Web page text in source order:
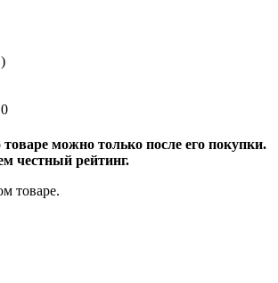
можно только после его покупки.
честный рейтинг.
товаре.